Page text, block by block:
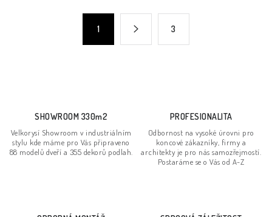
v
y
á
n
1 3
SHOWROOM 330m2
Velkorysí Showroom v industriálním
stylu kde máme pro Vás připraveno
88 modelů dveří a 355 dekorů podlah.
PROFESIONALITA
Odbornost na vysoké úrovni pro
koncové zákazníky, firmy a
architekty je pro nás samozřejmostí.
Postaráme se o Vás od A-Z